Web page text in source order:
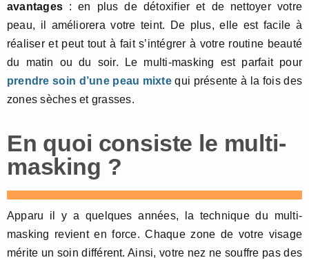
avantages : en plus de détoxifier et de nettoyer votre
peau, il améliorera votre teint. De plus, elle est facile à
réaliser et peut tout à fait s’intégrer à votre routine beauté
du matin ou du soir. Le multi-masking est parfait pour
prendre soin d’une peau mixtequi présente à la fois des
zones sèches et grasses.
En quoi consiste le multi-
masking ?
Apparu il y a quelques années, la technique du multi-
masking revient en force. Chaque zone de votre visage
mérite un soin différent. Ainsi, votre nez ne souffre pas des